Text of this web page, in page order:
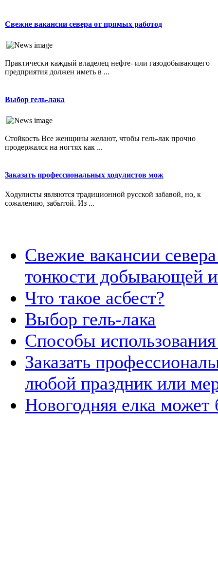
Свежие вакансии севера от прямых работод
Практически каждый владелец нефте- или газодобывающего
предприятия должен иметь в ...
Выбор гель-лака
Стойкость Все женщины желают, чтобы гель-лак прочно
продержался на ногтях как ...
Заказать профессиональных ходулистов мож
Ходулисты являются традиционной русской забавой, но, к
сожалению, забытой. Из ...
Свежие вакансии
тонкости добывающей
Что такое асбест?
Выбор гель-лака
Способы
Заказать
любой праздник или
Новогодняя елка может